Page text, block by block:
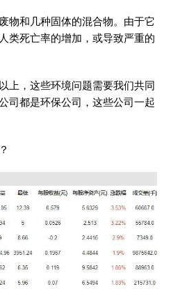
和几种固体的混合物。由于它
类死亡率的增加，或导致严重的
，这些环境问题需要我们共同
司都是环保公司，这些公司一起